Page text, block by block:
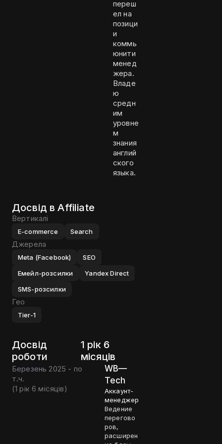
переш
ел на
позици
и
коммь
юнити
менед
жера.
Владе
ю
средн
им
уровне
м
знания
англий
ского
языка.
Досвід в Affiliate
Вертикалі
E-commerce Search
Джерела
Meta (Facebook)
SEO
Емейл-розсилки
Yandex Direct
SMS-розсилки
Гео
Tier-1
Досвід
роботи
1 рік 6
місяців
Березень 2025 - по
т.ч.
(1 рік 6 місяців)
WB—
Tech
Аккаунт-
менеджер
Ведение
перегово
ров,
расширен